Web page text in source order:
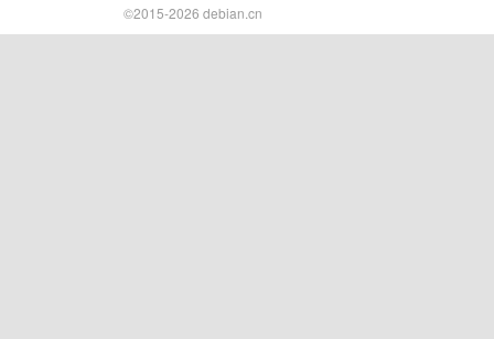
©2015-2026 debian.cn